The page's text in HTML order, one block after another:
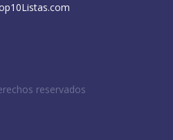
reservados